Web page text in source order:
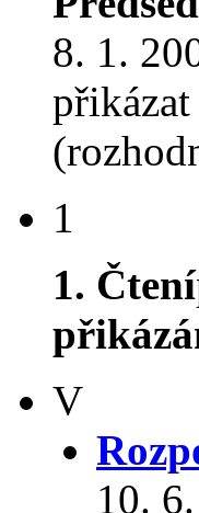
8. 1.
1
1. Čtení
V
10.